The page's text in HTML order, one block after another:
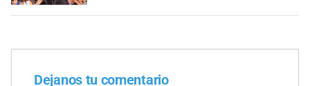
Dejanos tu comentario